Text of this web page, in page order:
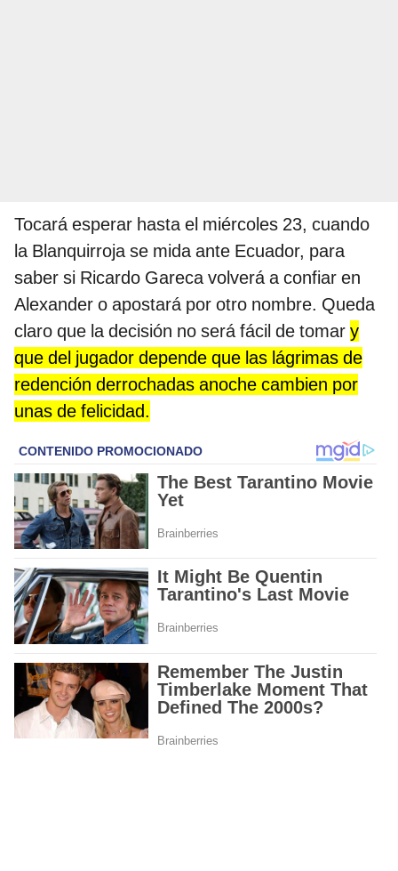
Tocará esperar hasta el miércoles 23, cuando
la Blanquirroja se mida ante Ecuador, para
saber si Ricardo Gareca volverá a confiar en
Alexander o apostará por otro nombre. Queda
claro que la decisión no será fácil de tomar y
que del jugador depende que las lágrimas de
redención derrochadas anoche cambien por
unas de felicidad.